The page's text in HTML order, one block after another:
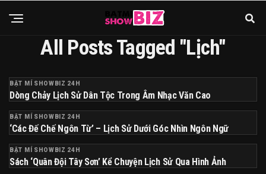
All Posts Tagged "lịch"
BẬT MÍ SHOWBIZ 24H
Dòng Chảy Lịch Sử Dân Tộc Trong Âm Nhạc Văn Cao
BẬT MÍ SHOWBIZ 24H
‘Các Đế Chế Ngôn Từ’ – Lịch Sử Dưới Góc Nhìn Ngôn Ngữ
BẬT MÍ SHOWBIZ 24H
Sách ‘Quân Đội Tây Sơn’ Kể Chuyện Lịch Sử Qua Hình Ảnh